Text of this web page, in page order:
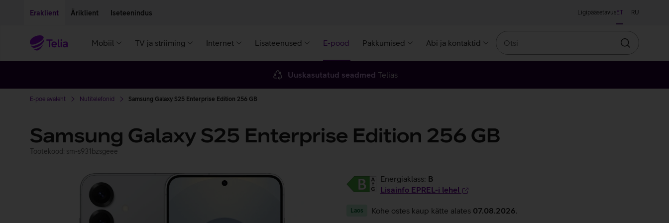
Eraklient Äriklient Iseteenindus LigipääsetavusET RU
Mobiil TV ja striiming Internet Lisateenused E-pood Pakkumised Abi ja kontaktid
Otsin
Uuskasutatud seadmed Telias
E-poe avaleht Nutitelefonid Samsung Galaxy S25 Enterprise Edition 256 GB
Samsung Galaxy S25 Enterprise Edition 256 GB
Tootekood: sm-s931bzsgeee
Energiaklass: B
Lisainfo EPREL-i lehel
Laos Kohe ostes kaup kätte alates 07.08.2026